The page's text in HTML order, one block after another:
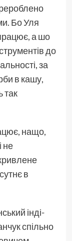
Бо Уля
а шо
до
за
в кашу,
так
нащо,
не
в
інді-
спільно